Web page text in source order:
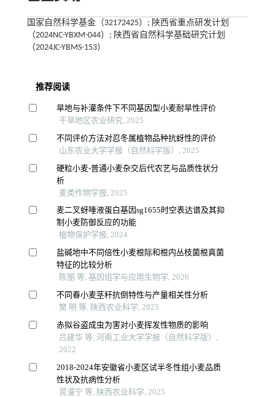
国家自然科学基金（32172425）; 陕西省重点研发计划
（2024NC-YBXM-044）; 陕西省自然科学基础研究计划
（2024JC-YBMS-153）